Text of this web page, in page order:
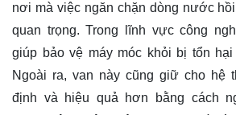
nơi mà việc ngăn chặn dòng nước
quan trọng. Trong lĩnh vực công
giúp bảo vệ máy móc khỏi bị tổn
Ngoài ra, van này cũng giữ cho hệ
định và hiệu quả hơn bằng cách